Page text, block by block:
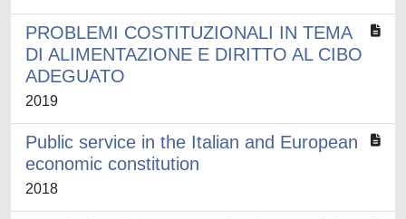
PROBLEMI COSTITUZIONALI IN TEMA
DI ALIMENTAZIONE E DIRITTO AL CIBO
ADEGUATO
2019
Public service in the Italian and European
economic constitution
2018